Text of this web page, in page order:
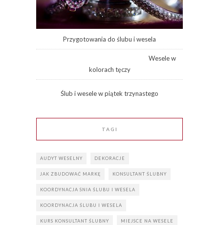
Przygotowania do ślubu i wesela
Wesele w
kolorach tęczy
Ślub i wesele w piątek trzynastego
TAGI
AUDYT WESELNY DEKORACJE
JAK ZBUDOWAĆ MARKĘ KONSULTANT ŚLUBNY
KOORDYNACJA SNIA ŚLUBU I WESELA
KOORDYNACJA ŚLUBU I WESELA
KURS KONSULTANT ŚLUBNY MIEJSCE NA WESELE